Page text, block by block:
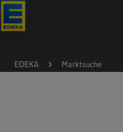
EDEKA Marktsuche